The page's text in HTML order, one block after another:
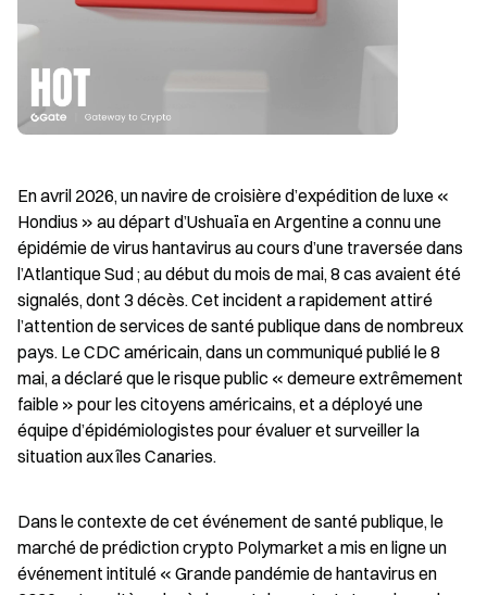
En avril 2026, un navire de croisière d’expédition de luxe «
Hondius » au départ d’Ushuaïa en Argentine a connu une
épidémie de virus hantavirus au cours d’une traversée dans
l’Atlantique Sud ; au début du mois de mai, 8 cas avaient été
signalés, dont 3 décès. Cet incident a rapidement attiré
l’attention de services de santé publique dans de nombreux
pays. Le CDC américain, dans un communiqué publié le 8
mai, a déclaré que le risque public « demeure extrêmement
faible » pour les citoyens américains, et a déployé une
équipe d’épidémiologistes pour évaluer et surveiller la
situation aux îles Canaries.
Dans le contexte de cet événement de santé publique, le
marché de prédiction crypto Polymarket a mis en ligne un
événement intitulé « Grande pandémie de hantavirus en